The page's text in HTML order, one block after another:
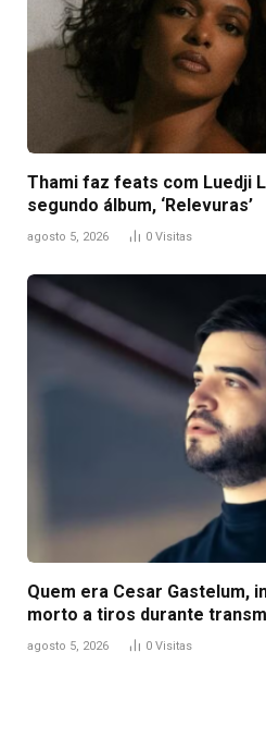
Thami faz feats com Luedji
segundo álbum, ‘Relevuras’
agosto 5, 2026 0 Visitas
Quem era Cesar Gastelum,
morto a tiros durante
agosto 5, 2026 0 Visitas